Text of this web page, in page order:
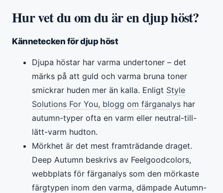
Hur vet du om du är en djup höst?
Kännetecken för djup höst
Djupa höstar har varma undertoner – det
märks på att guld och varma bruna toner
smickrar huden mer än kalla. Enligt Style
Solutions For You, blogg om färganalys har
autumn-typer ofta en varm eller neutral-till-
lätt-varm hudton.
Mörkhet är det mest framträdande draget.
Deep Autumn beskrivs av Feelgoodcolors,
webbplats för färganalys som den mörkaste
färgtypen inom den varma, dämpade Autumn-